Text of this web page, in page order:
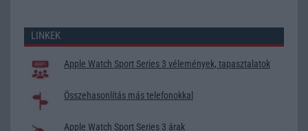
LINKEK
Apple Watch Sport Series 3 vélemények, tapasztalatok
Összehasonlítás más telefonokkal
Apple Watch Sport Series 3 árak